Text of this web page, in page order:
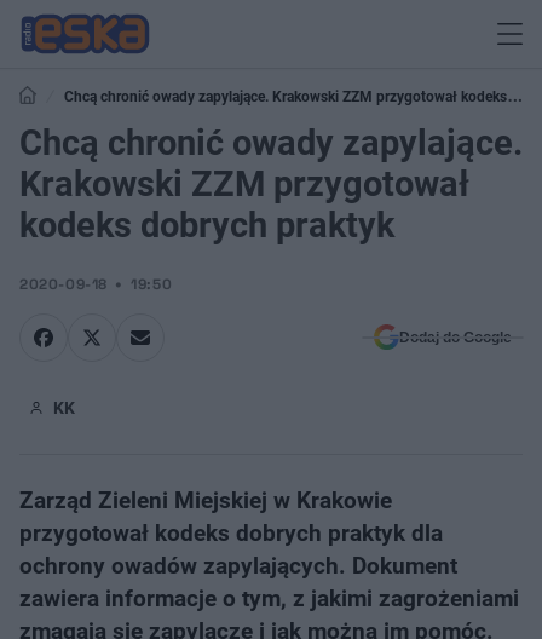
Chcą chronić owady zapylające. Krakowski ZZM przygotował kodeks
dobrych praktyk
Chcą chronić owady zapylające.
Krakowski ZZM przygotował
kodeks dobrych praktyk
2020-09-18 19:50
Dodaj do Google
KK
Zarząd Zieleni Miejskiej w Krakowie
przygotował kodeks dobrych praktyk dla
ochrony owadów zapylających. Dokument
zawiera informacje o tym, z jakimi zagrożeniami
zmagają się zapylacze i jak można im pomóc.